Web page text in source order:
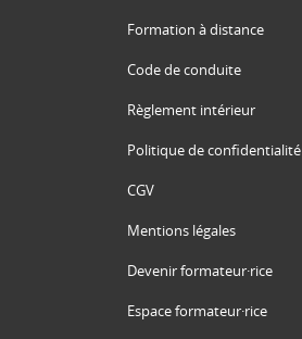
Formation à distance
Code de conduite
Règlement intérieur
Politique de confidentialité
CGV
Mentions légales
Devenir formateur·rice
Espace formateur·rice